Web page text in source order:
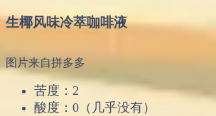
生椰风味冷萃咖啡液
图片来自拼多多
苦度：2
酸度：0（几乎没有）